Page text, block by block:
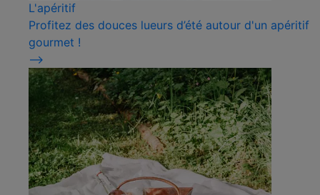
L'apéritif
Profitez des douces lueurs d’été autour d'un apéritif
gourmet !
⟶